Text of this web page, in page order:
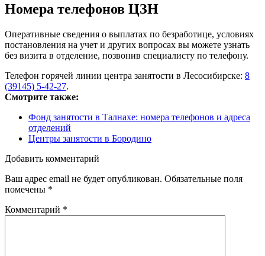
Номера телефонов ЦЗН
Оперативные сведения о выплатах по безработице, условиях
постановления на учет и других вопросах вы можете узнать
без визита в отделение, позвонив специалисту по телефону.
Телефон горячей линии центра занятости в Лесосибирске: 8
(39145) 5-42-27.
Смотрите также:
Фонд занятости в Талнахе: номера телефонов и адреса
отделений
Центры занятости в Бородино
Добавить комментарий
Ваш адрес email не будет опубликован. Обязательные поля
помечены *
Комментарий *